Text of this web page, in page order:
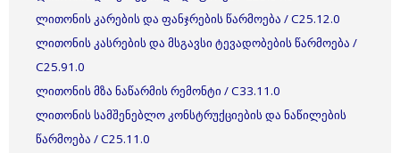
ლითონის კარების და ფანჯრების წარმოება / C25.12.0
ლითონის კასრების და მსგავსი ტევადობების წარმოება /
C25.91.0
ლითონის მზა ნაწარმის რემონტი / C33.11.0
ლითონის სამშენებლო კონსტრუქციების და ნაწილების
წარმოება / C25.11.0